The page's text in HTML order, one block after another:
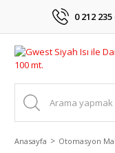
0 212 235
Anasayfa Otomasyon